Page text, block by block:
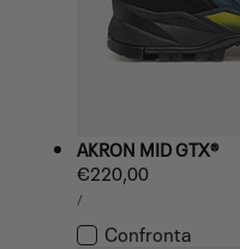
AKRON MID GTX®
Prezzo
normale
€220,00
PREZZO
UNITARIO
/PER
Confronta